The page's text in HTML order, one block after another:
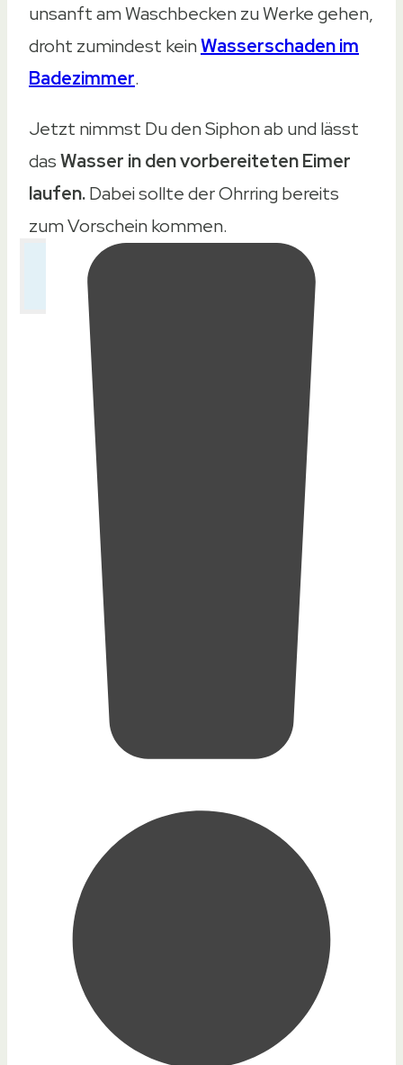
unsanft am Waschbecken zu Werke gehen,
droht zumindest keinWasserschaden im
Badezimmer.
Jetzt nimmst Du den Siphon ab und lässt
dasWasser in den vorbereiteten Eimer
laufen.Dabei sollte der Ohrring bereits
zum Vorschein kommen.